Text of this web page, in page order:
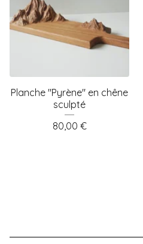
Planche "Pyrène" en chêne
sculpté
80,00 €